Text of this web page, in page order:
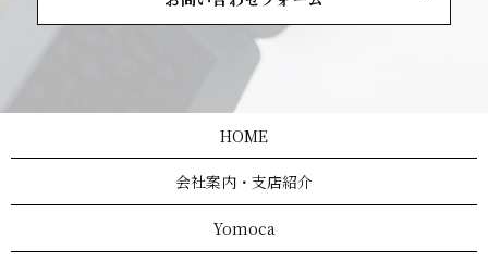
HOME
会社案内・支店紹介
Yomoca